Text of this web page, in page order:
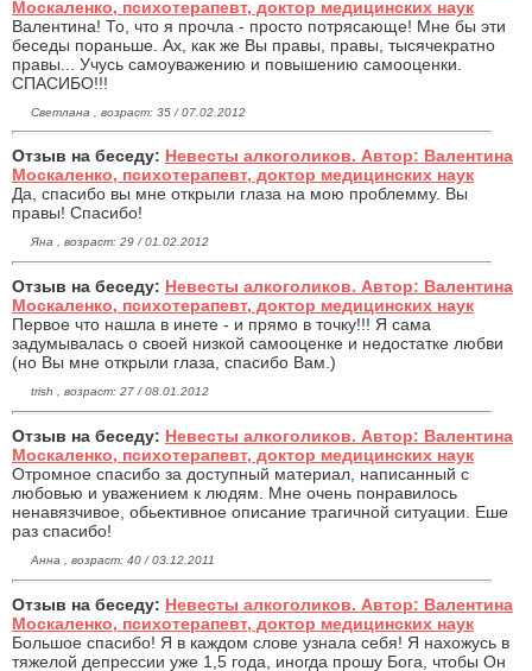
Москаленко, психотерапевт, доктор медицинских наук
Валентина! То, что я прочла - просто потрясающе! Мне бы эти
беседы пораньше. Ах, как же Вы правы, правы, тысячекратно
правы... Учусь самоуважению и повышению самооценки.
СПАСИБО!!!
Светлана , возраст: 35 / 07.02.2012
Отзыв на беседу: Невесты алкоголиков. Автор: Валентина
Москаленко, психотерапевт, доктор медицинских наук
Да, спасибо вы мне открыли глаза на мою проблемму. Вы
правы! Спасибо!
Яна , возраст: 29 / 01.02.2012
Отзыв на беседу: Невесты алкоголиков. Автор: Валентина
Москаленко, психотерапевт, доктор медицинских наук
Первое что нашла в инете - и прямо в точку!!! Я сама
задумывалась о своей низкой самооценке и недостатке любви
(но Вы мне открыли глаза, спасибо Вам.)
trish , возраст: 27 / 08.01.2012
Отзыв на беседу: Невесты алкоголиков. Автор: Валентина
Москаленко, психотерапевт, доктор медицинских наук
Отромное спасибо за доступный материал, написанный с
любовью и уважением к людям. Мне очень понравилось
ненавязчивое, обьективное описание трагичной ситуации. Еше
раз спасибо!
Анна , возраст: 40 / 03.12.2011
Отзыв на беседу: Невесты алкоголиков. Автор: Валентина
Москаленко, психотерапевт, доктор медицинских наук
Большое спасибо! Я в каждом слове узнала себя! Я нахожусь в
тяжелой депрессии уже 1,5 года, иногда прошу Бога, чтобы Он